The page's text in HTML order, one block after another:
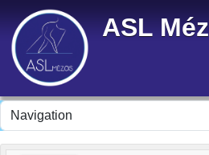
ASL
Panneau de gestion des cookies